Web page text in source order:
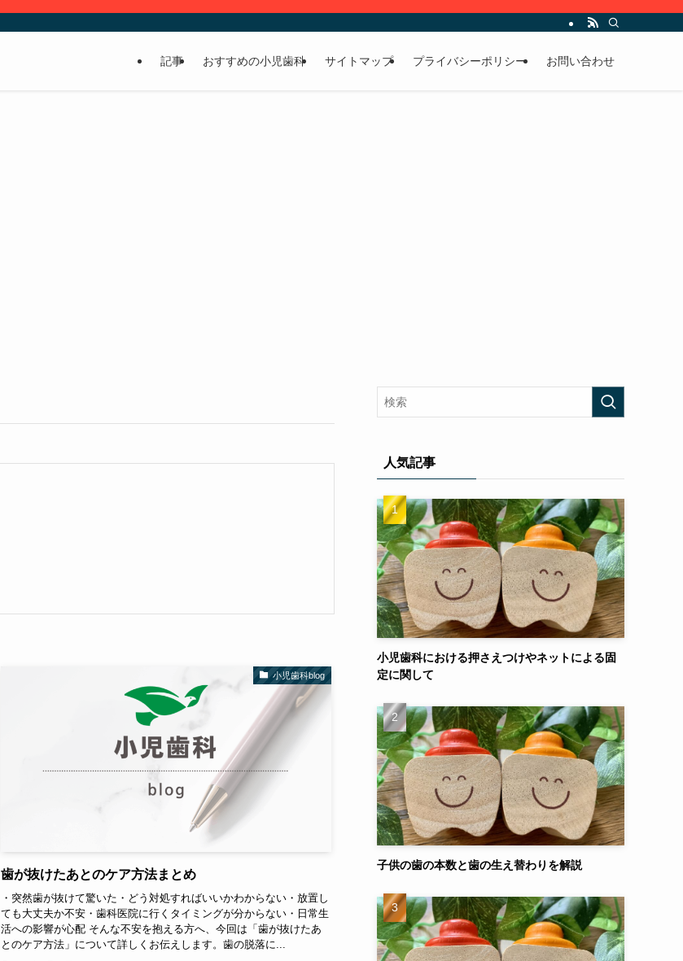
記事 おすすめの小児歯科 サイトマップ プライバシーポリシー お問い合わせ
小児歯科blog
歯が抜けたあとのケア方法まとめ
・突然歯が抜けて驚いた・どう対処すればいいかわからない・放置し
ても大丈夫か不安・歯科医院に行くタイミングが分からない・日常生
活への影響が心配 そんな不安を抱える方へ、今回は「歯が抜けたあ
とのケア方法」について詳しくお伝えします。歯の脱落に...
人気記事
小児歯科における押さえつけやネットによる固
定に関して
子供の歯の本数と歯の生え替わりを解説